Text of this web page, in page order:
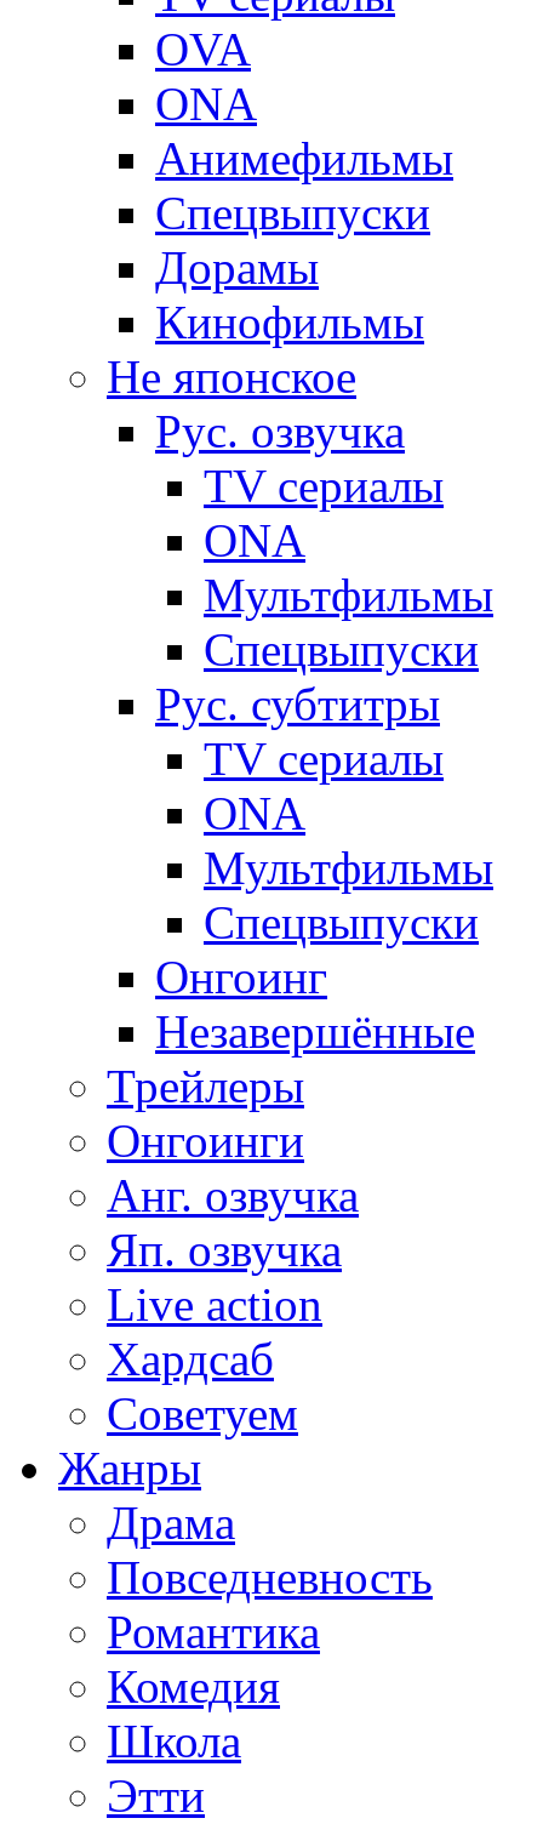
OVA
ONA
Анимефильмы
Спецвыпуски
Дорамы
Кинофильмы
Не японское
Рус. озвучка
TV сериалы
ONA
Мультфильмы
Спецвыпуски
Рус. субтитры
TV сериалы
ONA
Мультфильмы
Спецвыпуски
Онгоинг
Незавершённые
Трейлеры
Онгоинги
Анг. озвучка
Яп. озвучка
Live action
Хардсаб
Советуем
Жанры
Драма
Повседневность
Романтика
Комедия
Школа
Этти